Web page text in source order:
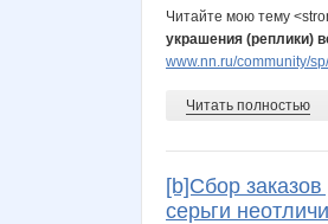
Читайте мою тему
украшения (реплики)
www.nn.ru/community/
Читать полностью
[b]Сбор
серьги